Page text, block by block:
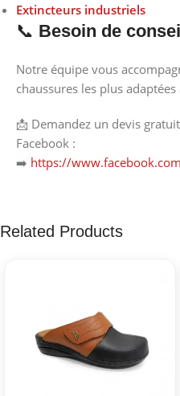
Extincteurs industriels
📞 Besoin de
Notre équipe vous
chaussures les plus
📩 Demandez un devis
Facebook :
➡️ https://
Related Products